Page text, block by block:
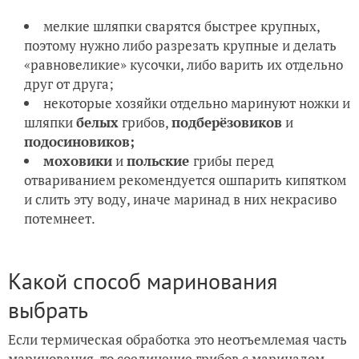
мелкие шляпки сварятся быстрее крупных,
поэтому нужно либо разрезать крупные и делать
«равновеликие» кусочки, либо варить их отдельно
друг от друга;
некоторые хозяйки отдельно маринуют ножки и
шляпкибелыхгрибов,подберёзовиков и
подосиновиков;
моховикиипольские грибы перед
отвариванием рекомендуется ошпарить кипятком
и слить эту воду, иначе маринад в них некрасиво
потемнеет.
Какой способ маринования
выбрать
Если термическая обработка это неотъемлемая часть